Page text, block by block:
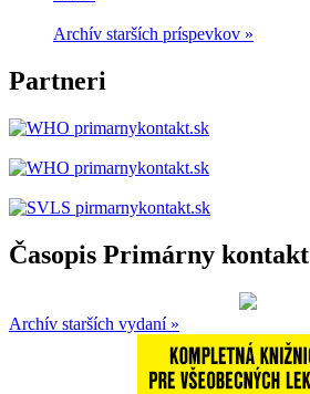
Archív starších príspevkov »
Partneri
Časopis Primárny kontakt
Archív starších vydaní »